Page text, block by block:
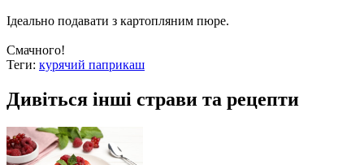
Ідеально подавати з картопляним пюре.
Смачного!
Теги: курячий паприкаш
Дивіться інші страви та рецепти